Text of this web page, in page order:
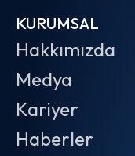
KURUMSAL
Hakkımızda
Medya
Kariyer
Haberler